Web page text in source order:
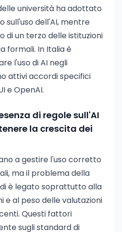
università ha adottato
sull'uso dell'AI, mentre
di un terzo delle istituzioni
formali. In Italia è
l'uso di AI negli
attivi accordi specifici
e OpenAI.
di regole sull'AI
la crescita dei
a gestire l'uso corretto
ma il problema della
è legato soprattutto alla
e al peso delle valutazioni
Questi fattori
sugli standard di